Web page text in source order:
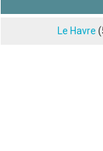
Note que vousLe Havre